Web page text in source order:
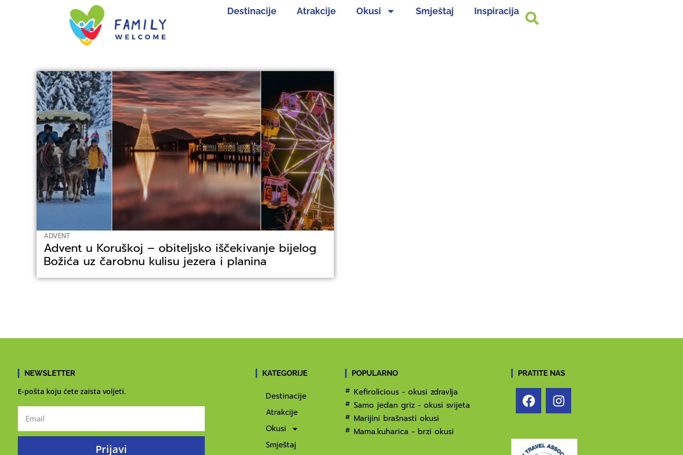
Destinacije Atrakcije Okusi Smještaj Inspiracija
ADVENT
Advent u Koruškoj – obiteljsko iščekivanje bijelog
Božića uz čarobnu kulisu jezera i planina
NEWSLETTER
E-pošta koju ćete zaista voljeti.
Prijavi
KATEGORIJE
Destinacije
Atrakcije
Okusi
Smještaj
POPULARNO
Kefirolicious - okusi zdravlja
Samo jedan griz - okusi svijeta
Marijini brašnasti okusi
Mama.kuharica - brzi okusi
PRATITE NAS